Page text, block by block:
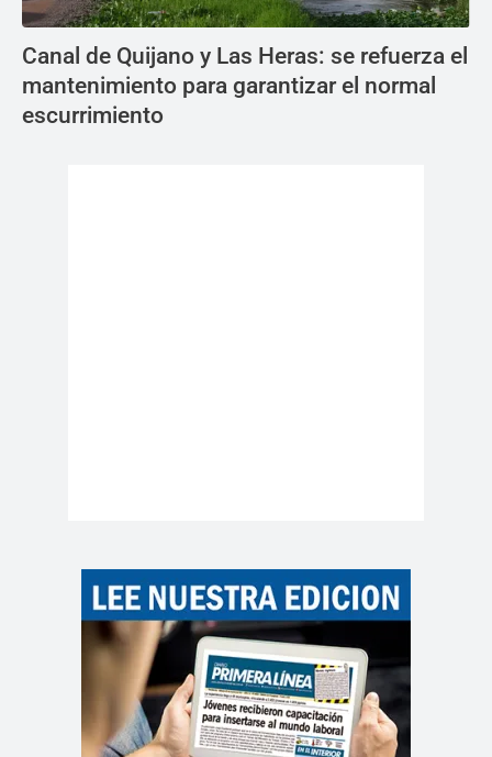
Canal de Quijano y Las Heras: se refuerza el
mantenimiento para garantizar el normal
escurrimiento